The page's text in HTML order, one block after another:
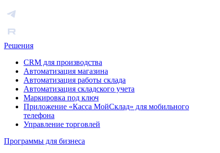
Решения
CRM для производства
Автоматизация магазина
Автоматизация работы склада
Автоматизация складского учета
Маркировка под ключ
Приложение «Касса МойСклад» для мобильного
телефона
Управление торговлей
Программы для бизнеса